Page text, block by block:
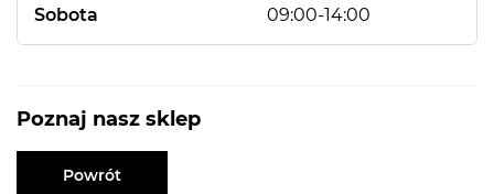
Sobota
09:00-14:00
Poznaj nasz sklep
Powrót